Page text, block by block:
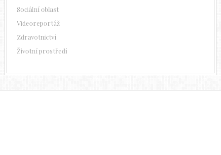
Sociální oblast
Videoreportáž
Zdravotnictví
Životní prostředí